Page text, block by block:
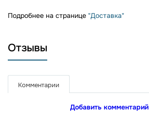
Подробнее на странице "Доставка"
Отзывы
Комментарии
Добавить комментарий